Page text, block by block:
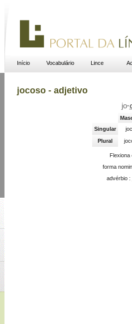
Início Vocabulário Lince
jocoso - adjetivo
jo·
Singular
Plural
forma
advérbio :